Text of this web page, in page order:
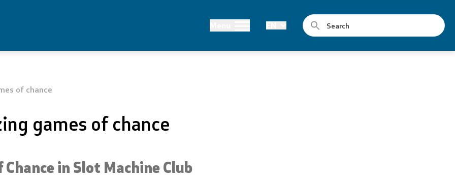
of the
Internal Financial
Publications and announcements
Public procurement
of chance
games of chance
in Slot Machine Club